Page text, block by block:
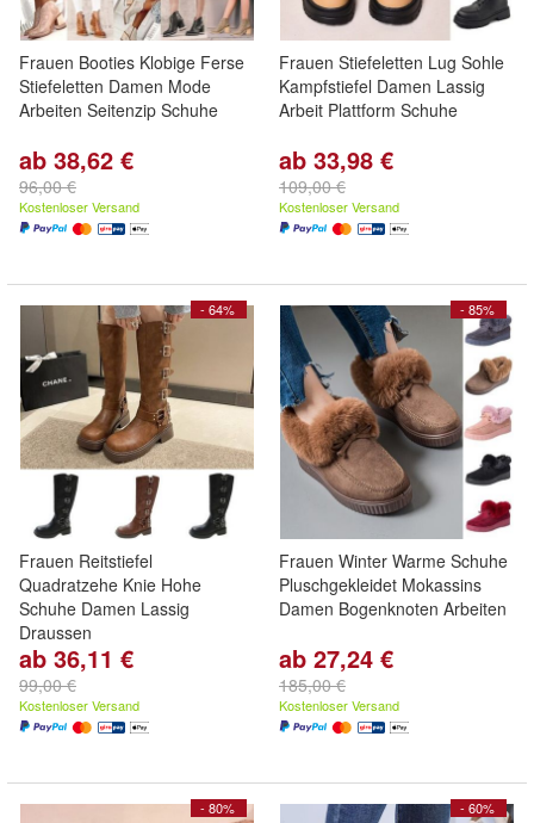
Frauen Booties Klobige Ferse
Stiefeletten Damen Mode
Arbeiten Seitenzip Schuhe
ab 38,62 €
96,00 €
Kostenloser Versand
Frauen Stiefeletten Lug Sohle
Kampfstiefel Damen Lassig
Arbeit Plattform Schuhe
ab 33,98 €
109,00 €
Kostenloser Versand
- 64%
Frauen Reitstiefel
Quadratzehe Knie Hohe
Schuhe Damen Lassig
Draussen
ab 36,11 €
99,00 €
Kostenloser Versand
- 85%
Frauen Winter Warme Schuhe
Pluschgekleidet Mokassins
Damen Bogenknoten Arbeiten
ab 27,24 €
185,00 €
Kostenloser Versand
- 80% - 60%